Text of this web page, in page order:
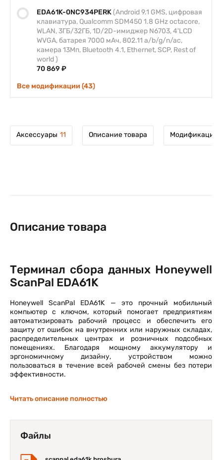
EDA61K-0NC934PERK (Android 9.1 GMS, цифровая
клавиатура, Qualcomm SDM450 1.8 GHz octacore,
WLAN, 3ГБ/32ГБ, 1D/2D-имиджер N6703, 4'LCD
WVGA, батарея 7000 мАч, 802.11 a/b/g/n/ac,
камера 13Мп, Bluetooth 4.1, Ethernet, SCP, Rest of
world )
70 869 ₽
Все модификации (43)
Аксессуары 11 Описание товара Модификации
Описание товара
Терминал сбора данных Honeywell
ScanPal EDA61K
Honeywell ScanPal EDA61K — это прочный мобильный
компьютер с ключом, который помогает предприятиям
автоматизировать рабочий процесс и обеспечить его
защиту от ошибок на внутренних или наружных складах,
распределительных центрах и розничных подсобных
помещениях. Благодаря мощному аккумулятору и
эргономичному дизайну, устройством можно
пользоваться в течение всей рабочей смены без потери
эффективности.
Читать описание полностью
Файлы